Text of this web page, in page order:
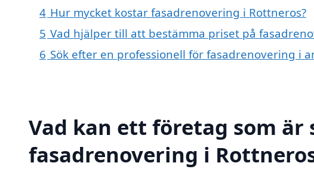
4 Hur mycket kostar fasadrenovering i Rottneros?
5 Vad hjälper till att bestämma priset på
6 Sök efter en professionell för fasadrenovering i
Vad kan ett företag som är
fasadrenovering i